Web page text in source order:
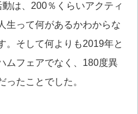
は、200％くらいアクティ
生って何があるかわからな
。そして何よりも2019年と
ムフェアでなく、180度異
ったことでした。